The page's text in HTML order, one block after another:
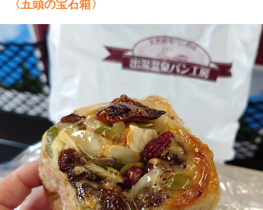
〈五頭の宝石箱〉